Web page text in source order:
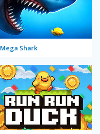
Mega Shark